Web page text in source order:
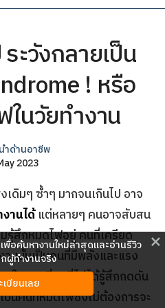
ำด้านอาชีพ
2023
ะวังกลายเป็น
! หรือ
ในวัยทำงาน
ดิมๆ ซ้ำๆ มากจนเกินไป อาจ
านได้แต่หลายๆ คนอาจสับสน
รู้สึกหมดไฟอยู่ คนที่เครียด
นนั้นเป็นคนที่มีพลังและแรง
อ ในขณะที่คนที่ไม่ได้รู้สึกกดดัน
ป็นคนที่หมดไฟซึ่งไม่ต้องการจะ
close
อค้นหางานใหม่ล่าสุดและอ่านรีวิว
ผู้ทำงานจริง
เบียนเลย